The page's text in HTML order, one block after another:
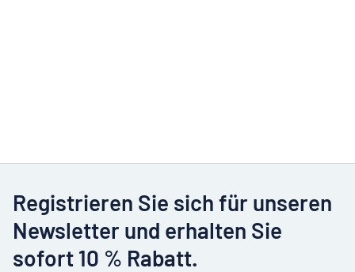
Registrieren Sie sich für unseren
Newsletter und erhalten Sie
sofort 10 % Rabatt.